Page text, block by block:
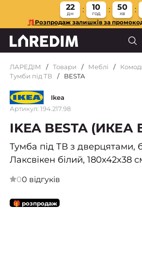
22
дн
10
год
50
хв
🎁Розпродаж залишків за
ЛАРЕДІМ Товари Меблі
Тумби під ТВ
BESTA
Ikea
Артикул: 194.217.98
IKEA BESTA (ИКЕА
Тумба під ТВ з дверцятами,
Лаксвікен білий, 180x42x38
00 відгуків
🎁 розпродаж